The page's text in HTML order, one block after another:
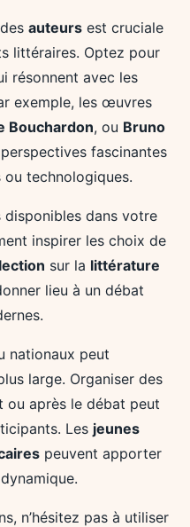
auteurs est cruciale
littéraires. Optez pour
résonnent avec les
exemple, les œuvres
Bouchardon, ou Bruno
fascinantes
technologiques.
disponibles dans votre
inspirer les choix de
sur la littérature
lieu à un débat
nationaux peut
large. Organiser des
ou après le débat peut
Les jeunes
peuvent apporter
n’hésitez pas à utiliser